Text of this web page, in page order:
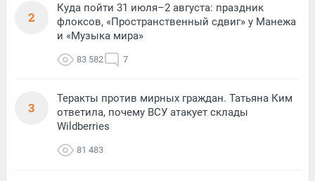
2
Куда пойти 31 июля–2 августа: праздник
флоксов, «Пространственный сдвиг» у Манежа
и «Музыка мира»
83 582 7
3
Теракты против мирных граждан. Татьяна Ким
ответила, почему ВСУ атакует склады
Wildberries
81 483